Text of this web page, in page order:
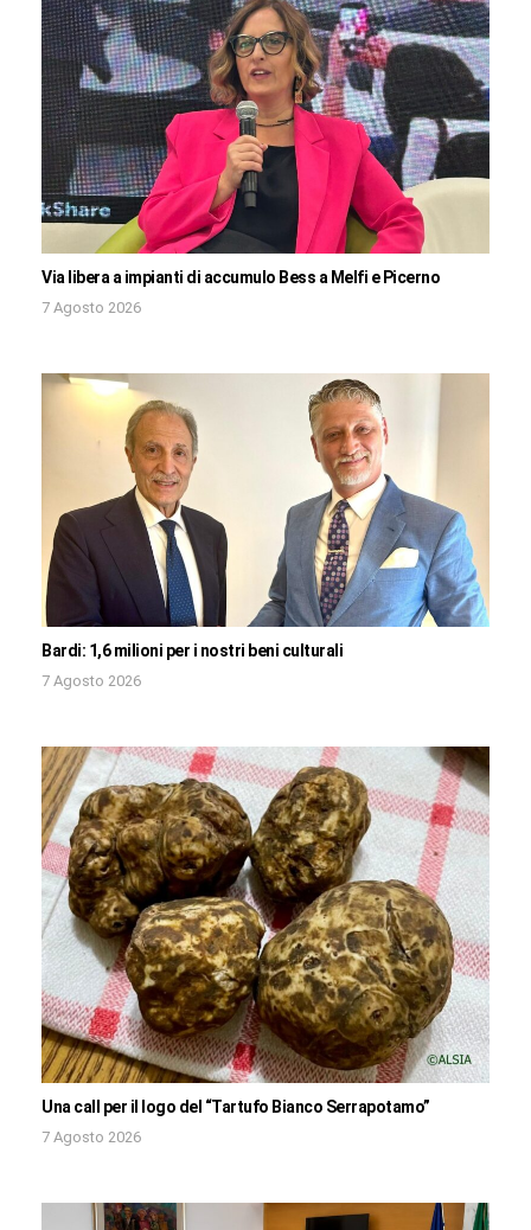
Via libera a impianti di accumulo Bess a Melfi e Picerno
7 Agosto 2026
Bardi: 1,6 milioni per i nostri beni culturali
7 Agosto 2026
Una call per il logo del “Tartufo Bianco Serrapotamo”
7 Agosto 2026